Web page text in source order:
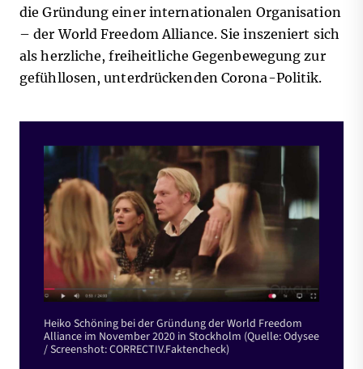
die Gründung einer internationalen Organisation
– der World Freedom Alliance. Sie inszeniert sich
als herzliche, freiheitliche Gegenbewegung zur
gefühllosen, unterdrückenden Corona-Politik.
Heiko Schöning bei der Gründung der World Freedom
Alliance im November 2020 in Stockholm (Quelle: Odysee
/ Screenshot: CORRECTIV.Faktencheck)